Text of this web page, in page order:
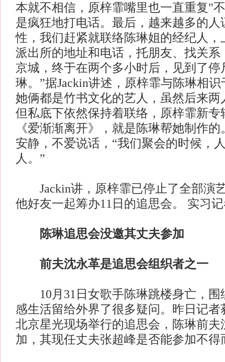
本就不相信，原梓霏嘴里也一直重复"
是疯狂地打电话。最后，越来越多的人
性，我们赶紧就联络陈琳姐的经纪人，
派出所的地址和电话，托朋友、找关系
京城，终于在两个多小时后，见到了停
琳。”据Jackin讲述，原梓霏与陈琳相识
她俩都是竹书文化的艺人，虽然后来两
但私底下依然保持着联络，原梓霏新专
《爱渐渐离开》，就是陈琳帮她制作
安静，不爱说话，“我们聚会的时候，
人。”
Jackin讲，原梓霏已停止了全部演
他好友一起筹办11日的追思会。 实习
陈琳追思会没邀其丈夫参加
前夫沈永革是追思会组织者之一
10月31日女歌手陈琳跳楼身亡，围
感生活留给外界了很多疑问。昨日记者
北京星光现场举行的追思会，陈琳前夫
加，其现任丈夫张超峰是否能参加不得